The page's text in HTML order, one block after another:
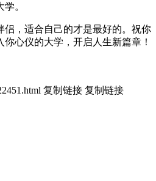
。
侣，适合自己的才是最好的。祝你
心仪的大学，开启人生新篇章！
复制链接 复制链接